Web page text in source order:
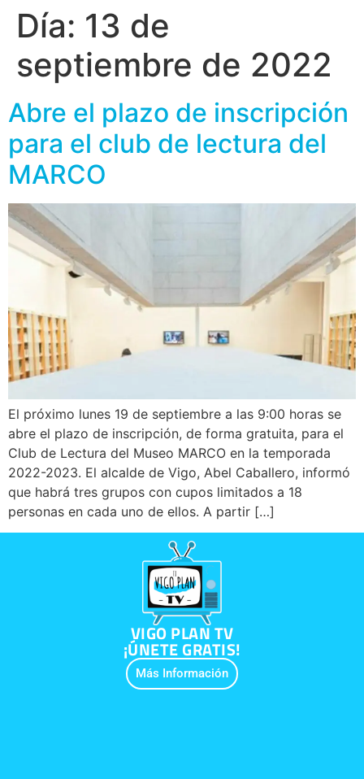
Día: 13 de
septiembre de 2022
Abre el plazo de inscripción
para el club de lectura del
MARCO
El próximo lunes 19 de septiembre a las 9:00 horas se
abre el plazo de inscripción, de forma gratuita, para el
Club de Lectura del Museo MARCO en la temporada
2022-2023. El alcalde de Vigo, Abel Caballero, informó
que habrá tres grupos con cupos limitados a 18
personas en cada uno de ellos. A partir […]
VIGO PLAN TV
¡ÚNETE GRATIS!
Más Información